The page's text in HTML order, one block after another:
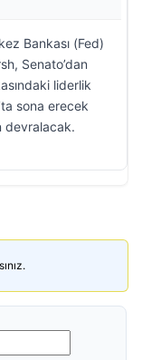
Bankası (Fed)
Senato’dan
liderlik
sona erecek
devralacak.